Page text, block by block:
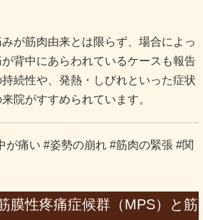
が筋肉由来とは限らず、場合によっ
背中にあらわれているケースも報告
続性や、発熱・しびれといった症状
院がすすめられています。
が痛い #姿勢の崩れ #筋肉の緊張 #関
膜性疼痛症候群（MPS）と筋